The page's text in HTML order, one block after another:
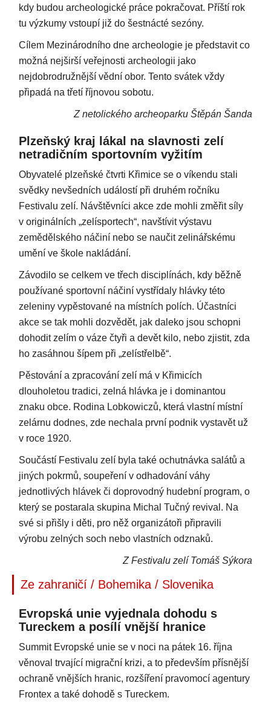
kdy budou archeologické práce pokračovat. Příští rok
tu výzkumy vstoupí již do šestnácté sezóny.
Cílem Mezinárodního dne archeologie je představit co
možná nejširší veřejnosti archeologii jako
nejdobrodružnější vědní obor. Tento svátek vždy
připadá na třetí říjnovou sobotu.
Z netolického archeoparku Štěpán Šanda
Plzeňský kraj lákal na slavnosti zelí
netradičním sportovním vyžitím
Obyvatelé plzeňské čtvrti Křimice se o víkendu stali
svědky nevšedních událostí při druhém ročníku
Festivalu zelí. Návštěvníci akce zde mohli změřit síly
v originálních „zelísportech“, navštívit výstavu
zemědělského náčiní nebo se naučit zelinářskému
umění ve škole nakládání.
Závodilo se celkem ve třech disciplínách, kdy běžně
používané sportovní náčiní vystřídaly hlávky této
zeleniny vypěstované na místních polích. Účastníci
akce se tak mohli dozvědět, jak daleko jsou schopni
dohodit zelím o váze čtyři a devět kilo, nebo zjistit, zda
ho zasáhnou šípem při „zelístřelbě“.
Pěstování a zpracování zelí má v Křimicích
dlouholetou tradici, zelná hlávka je i dominantou
znaku obce. Rodina Lobkowiczů, která vlastní místní
zelárnu dodnes, zde nechala první podnik vystavět už
v roce 1920.
Součástí Festivalu zelí byla také ochutnávka salátů a
jiných pokrmů, soupeření v odhadování váhy
jednotlivých hlávek či doprovodný hudební program, o
který se postarala skupina Michal Tučný revival. Na
své si přišly i děti, pro něž organizátoři připravili
výrobu zelných soch nebo vlastních odznaků.
Z Festivalu zelí Tomáš Sýkora
Ze zahraničí / Bohemika / Slovenika
Evropská unie vyjednala dohodu s
Tureckem a posílí vnější hranice
Summit Evropské unie se v noci na pátek 16. října
věnoval trvající migrační krizi, a to především přísnější
ochraně vnějších hranic, rozšíření pravomocí agentury
Frontex a také dohodě s Tureckem.